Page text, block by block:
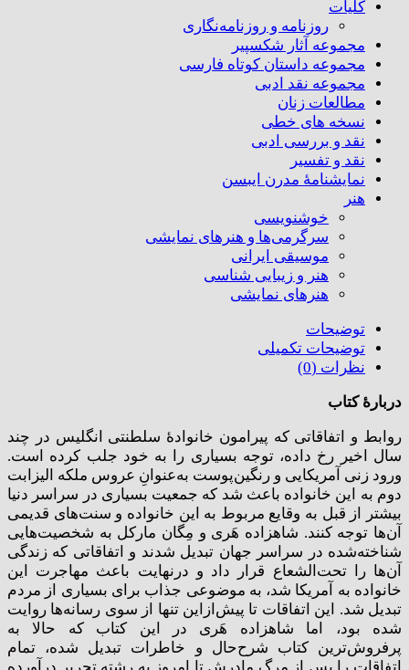
کلیات
روزنامه و روزنامه‌نگاری
مجموعه آثار شکسپیر
مجموعه داستان کوتاه فارسی
مجموعه نقد ادبی
مطالعات زنان
نسخه های خطی
نقد و بررسی ادبی
نقد و تفسیر
نمایشنامۀ مدرن ایبسن
هنر
خوشنویسی
سرگرمی‌ها و هنرهای نمایشی
موسیقی ایرانی
هنر و زیبایی شناسی
هنر‌های نمایشی
توضیحات
توضیحات تکمیلی
نظرات (0)
دربارۀ کتاب
روابط و اتفاقاتی که پیرامون خانوادۀ سلطنتی انگلیس در چند
سال اخیر رخ داده، توجه بسیاری را به خود جلب کرده است.
ورود زنی آمریکایی و رنگین‌پوست به‌عنوانِ عروس ملکه الیزابت
دوم به این خانواده باعث شد که جمعیت بسیاری در سراسر دنیا
بیشتر از قبل به وقایع مربوط به این خانواده و سنت‌های قدیمی
آن‌ها توجه کنند. شاهزاده هَری و مِگان مارکل به شخصیت‌هایی
شناخته‌شده در سراسر جهان تبدیل شدند و اتفاقاتی که زندگی
آن‌ها را تحت‌الشعاع قرار داد و درنهایت باعث مهاجرت این
خانواده به آمریکا شد، به موضوعی جذاب برای بسیاری از مردم
تبدیل شد. این اتفاقات تا پیش‌ازاین تنها از سوی رسانه‌ها روایت
شده بود، اما شاهزاده هَری در این کتاب که حالا به
پرفروش‌ترین کتاب شرح‌حال و خاطرات تبدیل شده، تمام
اتفاقات را پس از مرگ مادرش تا امروز به رشته تحریر درآورده